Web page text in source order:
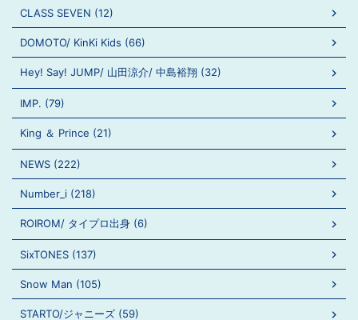
CLASS SEVEN (12)
DOMOTO/ KinKi Kids (66)
Hey! Say! JUMP/ 山田涼介/ 中島裕翔 (32)
IMP. (79)
King ＆ Prince (21)
NEWS (222)
Number_i (218)
ROIROM/ タイプロ出身 (6)
SixTONES (137)
Snow Man (105)
STARTO/ジャニーズ (59)